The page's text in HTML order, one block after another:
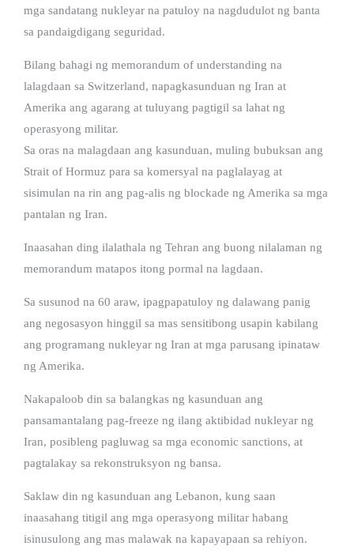
mga sandatang nukleyar na patuloy na nagdudulot ng banta
sa pandaigdigang seguridad.
Bilang bahagi ng memorandum of understanding na
lalagdaan sa Switzerland, napagkasunduan ng Iran at
Amerika ang agarang at tuluyang pagtigil sa lahat ng
operasyong militar.
Sa oras na malagdaan ang kasunduan, muling bubuksan ang
Strait of Hormuz para sa komersyal na paglalayag at
sisimulan na rin ang pag-alis ng blockade ng Amerika sa mga
pantalan ng Iran.
Inaasahan ding ilalathala ng Tehran ang buong nilalaman ng
memorandum matapos itong pormal na lagdaan.
Sa susunod na 60 araw, ipagpapatuloy ng dalawang panig
ang negosasyon hinggil sa mas sensitibong usapin kabilang
ang programang nukleyar ng Iran at mga parusang ipinataw
ng Amerika.
Nakapaloob din sa balangkas ng kasunduan ang
pansamantalang pag-freeze ng ilang aktibidad nukleyar ng
Iran, posibleng pagluwag sa mga economic sanctions, at
pagtalakay sa rekonstruksyon ng bansa.
Saklaw din ng kasunduan ang Lebanon, kung saan
inaasahang titigil ang mga operasyong militar habang
isinusulong ang mas malawak na kapayapaan sa rehiyon.